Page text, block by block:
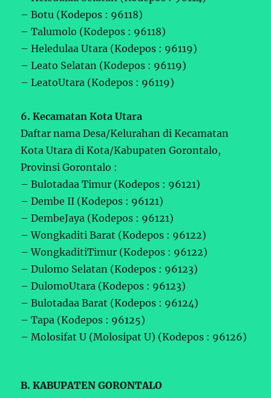
– Botu (Kodepos : 96118)
– Talumolo (Kodepos : 96118)
– Heledulaa Utara (Kodepos : 96119)
– Leato Selatan (Kodepos : 96119)
– LeatoUtara (Kodepos : 96119)
6. Kecamatan Kota Utara
Daftar nama Desa/Kelurahan di Kecamatan
Kota Utara di Kota/Kabupaten Gorontalo,
Provinsi Gorontalo :
– Bulotadaa Timur (Kodepos : 96121)
– Dembe II (Kodepos : 96121)
– DembeJaya (Kodepos : 96121)
– Wongkaditi Barat (Kodepos : 96122)
– WongkaditiTimur (Kodepos : 96122)
– Dulomo Selatan (Kodepos : 96123)
– DulomoUtara (Kodepos : 96123)
– Bulotadaa Barat (Kodepos : 96124)
– Tapa (Kodepos : 96125)
– Molosifat U (Molosipat U) (Kodepos : 96126)
B. KABUPATEN GORONTALO